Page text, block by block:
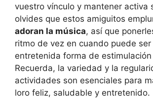
vuestro vínculo y mantener activa
olvides que estos amiguitos
adoran la música, así que
ritmo de vez en cuando puede ser
entretenida forma de
Recuerda, la variedad y la
actividades son esenciales para
loro feliz, saludable y entretenido.